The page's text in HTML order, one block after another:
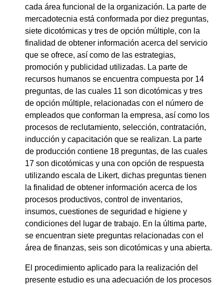
cada área funcional de la organización. La parte de
mercadotecnia está conformada por diez preguntas,
siete dicotómicas y tres de opción múltiple, con la
finalidad de obtener información acerca del servicio
que se ofrece, así como de las estrategias,
promoción y publicidad utilizadas. La parte de
recursos humanos se encuentra compuesta por 14
preguntas, de las cuales 11 son dicotómicas y tres
de opción múltiple, relacionadas con el número de
empleados que conforman la empresa, así como los
procesos de reclutamiento, selección, contratación,
inducción y capacitación que se realizan. La parte
de producción contiene 18 preguntas, de las cuales
17 son dicotómicas y una con opción de respuesta
utilizando escala de Likert, dichas preguntas tienen
la finalidad de obtener información acerca de los
procesos productivos, control de inventarios,
insumos, cuestiones de seguridad e higiene y
condiciones del lugar de trabajo. En la última parte,
se encuentran siete preguntas relacionadas con el
área de finanzas, seis son dicotómicas y una abierta.
El procedimiento aplicado para la realización del
presente estudio es una adecuación de los procesos